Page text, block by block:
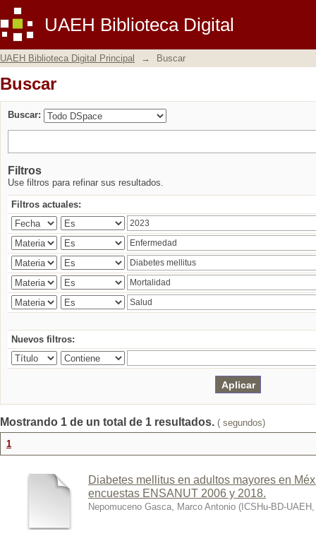
UAEH Biblioteca Digital
Buscar
UAEH Biblioteca Digital Principal → Buscar
Buscar
Buscar:
Filtros
Use filtros para refinar sus resultados.
Filtros actuales:
Nuevos filtros:
Mostrando 1 de un total de 1 resultados. ( segundos)
1
Diabetes mellitus en adultos mayores en
encuestas ENSANUT 2006 y 2018.
Nepomuceno Gasca, Marco Antonio ( ICSHu-BD-UAEH